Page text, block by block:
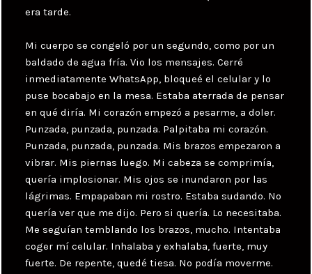
era tarde.
Mi cuerpo se congeló por un segundo, como por un
baldado de agua fría. Vio los mensajes. Cerré
inmediatamente WhatsApp, bloqueé el celular y lo
puse bocabajo en la mesa. Estaba aterrada de pensar
en qué diría. Mi corazón empezó a pesarme, a doler.
Punzada, punzada, punzada. Palpitaba mi corazón.
Punzada, punzada, punzada. Mis brazos empezaron a
vibrar. Mis piernas luego. Mi cabeza se comprimía,
quería implosionar. Mis ojos se inundaron por las
lágrimas. Empapaban mi rostro. Estaba sudando. No
quería ver que me dijo. Pero si quería. Lo necesitaba.
Me seguían temblando los brazos, mucho. Intentaba
coger mí celular. Inhalaba y exhalaba, fuerte, muy
fuerte. De repente, quedé tiesa. No podía moverme.